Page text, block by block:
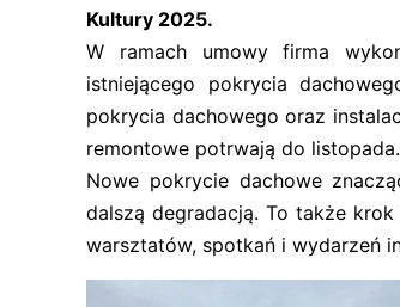
Kultury 2025.
W ramach umowy firma
istniejącego pokrycia
pokrycia dachowego oraz
remontowe potrwają do listopada.
Nowe pokrycie dachowe
dalszą degradacją. To także
warsztatów, spotkań i wydarzeń